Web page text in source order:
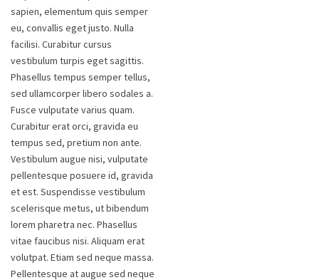
sapien, elementum quis semper
eu, convallis eget justo. Nulla
facilisi. Curabitur cursus
vestibulum turpis eget sagittis.
Phasellus tempus semper tellus,
sed ullamcorper libero sodales a.
Fusce vulputate varius quam.
Curabitur erat orci, gravida eu
tempus sed, pretium non ante.
Vestibulum augue nisi, vulputate
pellentesque posuere id, gravida
et est. Suspendisse vestibulum
scelerisque metus, ut bibendum
lorem pharetra nec. Phasellus
vitae faucibus nisi. Aliquam erat
volutpat. Etiam sed neque massa.
Pellentesque at augue sed neque